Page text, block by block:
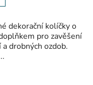
dekorační kolíčky o
pro zavěšení
drobných ozdob.